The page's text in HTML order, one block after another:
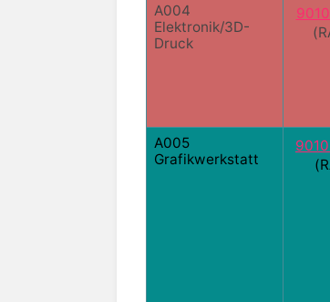
A004
Elektronik/3D-
Druck
A005
Grafikwerkstatt